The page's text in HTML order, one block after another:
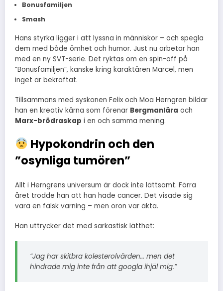
Bonusfamiljen
Smash
Hans styrka ligger i att lyssna in människor – och spegla
dem med både ömhet och humor. Just nu arbetar han
med en ny SVT-serie. Det ryktas om en spin-off på
”Bonusfamiljen”, kanske kring karaktären Marcel, men
inget är bekräftat.
Tillsammans med syskonen Felix och Moa Herngren bildar
han en kreativ kärna som förenar Bergmanlära och
Marx-brödraskap i en och samma mening.
Hypokondrin och den
”osynliga tumören”
Allt i Herngrens universum är dock inte lättsamt. Förra
året trodde han att han hade cancer. Det visade sig
vara en falsk varning – men oron var äkta.
Han uttrycker det med sarkastisk lätthet:
”Jag har skitbra kolesterolvärden… men det
hindrade mig inte från att googla ihjäl mig.”